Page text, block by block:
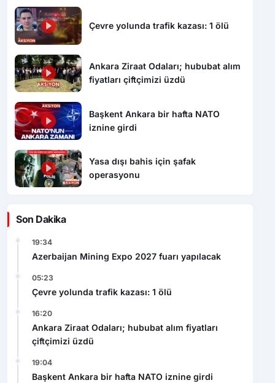
Çevre yolunda trafik kazası: 1 ölü
Ankara Ziraat Odaları; hububat alım
fiyatları çiftçimizi üzdü
Başkent Ankara bir hafta NATO
iznine girdi
Yasa dışı bahis için şafak
operasyonu
Son Dakika
19:34
Azerbaijan Mining Expo 2027 fuarı yapılacak
05:23
Çevre yolunda trafik kazası: 1 ölü
16:20
Ankara Ziraat Odaları; hububat alım fiyatları
çiftçimizi üzdü
19:04
Başkent Ankara bir hafta NATO iznine girdi